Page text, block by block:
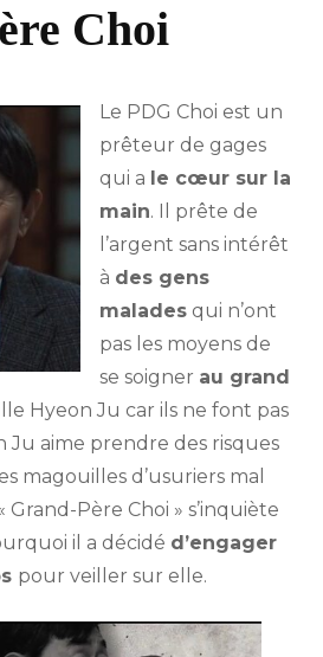
Choi
Le PDG Choi est un
prêteur de gages
qui a le cœur sur la
main. Il prête de
l’argent sans intérêt
à des gens
malades qui n’ont
pas les moyens de
se soigner au grand
Hyeon Ju car ils ne font pas
Ju aime prendre des risques
magouilles d’usuriers mal
Père Choi » s’inquiète
il a décidé d’engager
pour veiller sur elle.